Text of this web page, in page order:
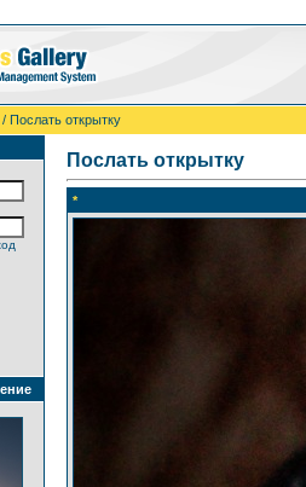
/ Послать открытку
Послать открытку
*